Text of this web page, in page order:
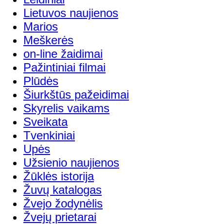
Lietuvos naujienos
Marios
Meškerės
on-line žaidimai
Pažintiniai filmai
Plūdės
Šiurkštūs pažeidimai
Skyrelis vaikams
Sveikata
Tvenkiniai
Upės
Užsienio naujienos
Žūklės istorija
Žuvų katalogas
Žvejo žodynėlis
Žvejų prietarai